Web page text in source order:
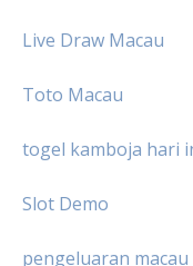
Live Draw Macau
Toto Macau
togel kamboja hari
Slot Demo
pengeluaran